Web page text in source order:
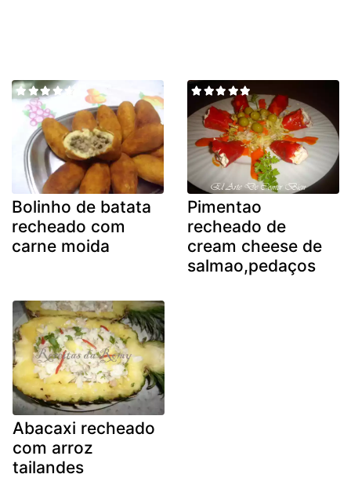
Bolinho de batata
recheado com
carne moida
Pimentao
recheado de
cream cheese de
salmao,pedaços
Abacaxi recheado
com arroz
tailandes